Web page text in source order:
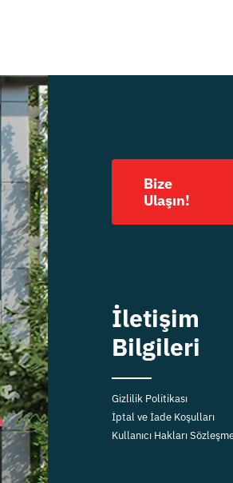
Bize
Ulaşın!
İletişim
Bilgileri
Gizlilik Politikası
İptal ve İade Koşulları
Kullanıcı Hakları